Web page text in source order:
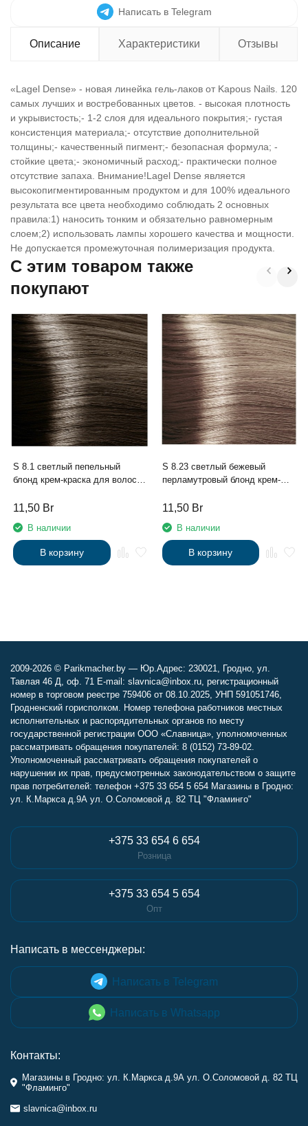
Написать в Telegram
Описание Характеристики Отзывы
«Lagel Dense» - новая линейка гель-лаков от Kapous Nails. 120
самых лучших и востребованных цветов. - высокая плотность
и укрывистость;- 1-2 слоя для идеального покрытия;- густая
консистенция материала;- отсутствие дополнительной
толщины;- качественный пигмент;- безопасная формула; -
стойкие цвета;- экономичный расход;- практически полное
отсутствие запаха. Внимание!Lagel Dense является
высокопигментированным продуктом и для 100% идеального
результата все цвета необходимо соблюдать 2 основных
правила:1) наносить тонким и обязательно равномерным
слоем;2) использовать лампы хорошего качества и мощности.
Не допускается промежуточная полимеризация продукта.
C этим товаром также
покупают
S 8.1 светлый пепельный
блонд крем-краска для волос с
рисовыми протеинами линии
11,50 Br
В наличии
В корзину
S 8.23 светлый бежевый
перламутровый блонд крем-
женьшеня и рисовыми
Professional , 100 мл
11,50 Br
В наличии
В корзину
2009-2026 © Parikmacher.by — Юр.Адрес: 230021, Гродно, ул.
Тавлая 46 Д, оф. 71 E-mail: slavnica@inbox.ru, регистрационный
номер в торговом реестре 759406 от 08.10.2025, УНП 591051746,
Гродненский горисполком. Номер телефона работников местных
исполнительных и распорядительных органов по месту
государственной регистрации ООО «Славница», уполномоченных
рассматривать обращения покупателей: 8 (0152) 73-89-02.
Уполномоченный рассматривать обращения покупателей о
нарушении их прав, предусмотренных законодательством о защите
прав потребителей: телефон +375 33 654 5 654 Магазины в Гродно:
ул. К.Маркса д.9А ул. О.Соломовой д. 82 ТЦ "Фламинго"
+375 33 654 6 654
Розница
+375 33 654 5 654
Опт
Написать в мессенджеры:
Написать в Telegram
Написать в Whatsapp
Контакты:
Магазины в Гродно: ул. К.Маркса д.9А ул. О.Соломовой д. 82 ТЦ
"Фламинго"
slavnica@inbox.ru